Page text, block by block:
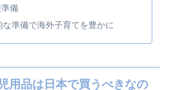
備
な準備で海外子育てを豊かに
用品は日本で買うべきなの